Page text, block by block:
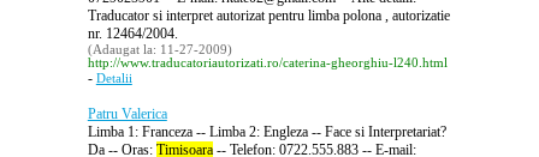
Traducator si interpret autorizat pentru limba polona , autorizatie
nr. 12464/2004.
(Adaugat la: 11-27-2009)
http://www.traducatoriautorizati.ro/caterina-gheorghiu-l240.html
- Detalii
Patru Valerica
Limba 1: Franceza -- Limba 2: Engleza -- Face si Interpretariat?
Da -- Oras: Timisoara-- Telefon: 0722.555.883 -- E-mail: